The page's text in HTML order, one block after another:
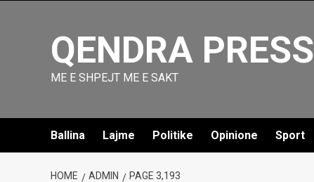
QENDRA PRESS
ME E SHPEJT ME E SAKT
Ballina Lajme Politike Opinione Sport
HOME ADMIN PAGE 3,193